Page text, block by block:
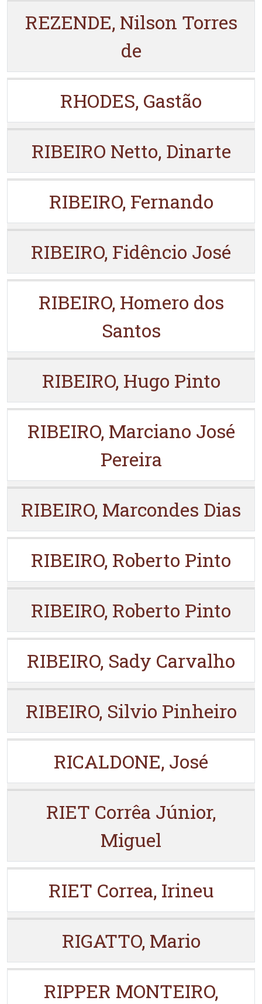
REZENDE, Nilson Torres
de
RHODES, Gastão
RIBEIRO Netto, Dinarte
RIBEIRO, Fernando
RIBEIRO, Fidêncio José
RIBEIRO, Homero dos
Santos
RIBEIRO, Hugo Pinto
RIBEIRO, Marciano José
Pereira
RIBEIRO, Marcondes Dias
RIBEIRO, Roberto Pinto
RIBEIRO, Roberto Pinto
RIBEIRO, Sady Carvalho
RIBEIRO, Silvio Pinheiro
RICALDONE, José
RIET Corrêa Júnior,
Miguel
RIET Correa, Irineu
RIGATTO, Mario
RIPPER MONTEIRO,